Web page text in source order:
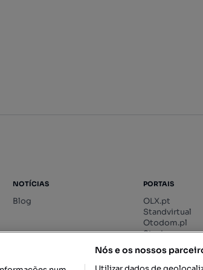
NOTÍCIAS
Blog
PORTAIS
OLX.pt
Standvirtual
Otodom.pl
Storia.ro
Nós e os nossos